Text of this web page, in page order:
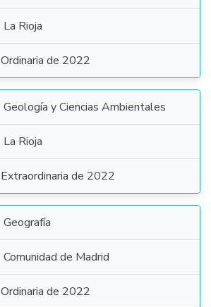
La Rioja
Ordinaria de 2022
Geología y Ciencias Ambientales
La Rioja
Extraordinaria de 2022
Geografía
Comunidad de Madrid
Ordinaria de 2022